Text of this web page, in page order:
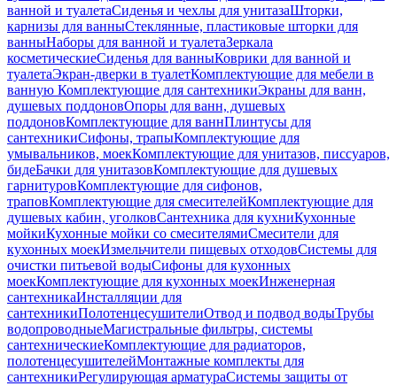
ванной и туалетаСиденья и чехлы для унитазаШторки,
карнизы для ванныСтеклянные, пластиковые шторки для
ванныНаборы для ванной и туалетаЗеркала
косметическиеСиденья для ванныКоврики для ванной и
туалетаЭкран-дверки в туалетКомплектующие для мебели в
ванную Комплектующие для сантехникиЭкраны для ванн,
душевых поддоновОпоры для ванн, душевых
поддоновКомплектующие для ваннПлинтусы для
сантехникиСифоны, трапыКомплектующие для
умывальников, моекКомплектующие для унитазов, писсуаров,
бидеБачки для унитазовКомплектующие для душевых
гарнитуровКомплектующие для сифонов,
траповКомплектующие для смесителейКомплектующие для
душевых кабин, уголковСантехника для кухниКухонные
мойкиКухонные мойки со смесителямиСмесители для
кухонных моекИзмельчители пищевых отходовСистемы для
очистки питьевой водыСифоны для кухонных
моекКомплектующие для кухонных моекИнженерная
сантехникаИнсталляции для
сантехникиПолотенцесушителиОтвод и подвод водыТрубы
водопроводныеМагистральные фильтры, системы
сантехническиеКомплектующие для радиаторов,
полотенцесушителейМонтажные комплекты для
сантехникиРегулирующая арматураСистемы защиты от